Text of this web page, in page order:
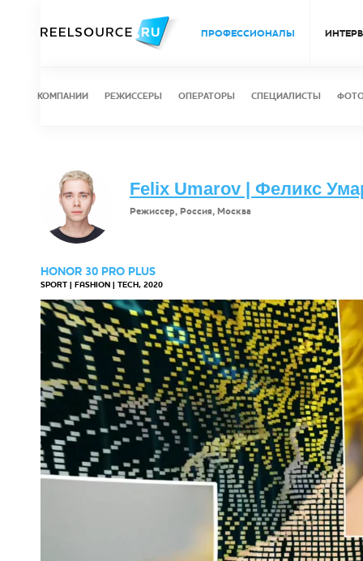
ПРОФЕССИОНАЛЫ
КОМПАНИИ РЕЖИССЕРЫ ОПЕРАТОРЫ СПЕЦИАЛИСТЫ
Felix Umarov | Феликс
Режиссер, Россия, Москва
HONOR 30 PRO PLUS
SPORT | FASHION | TECH, 2020